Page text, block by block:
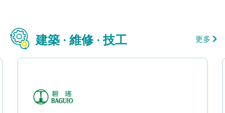
建築 · 維修 · 技工 更多